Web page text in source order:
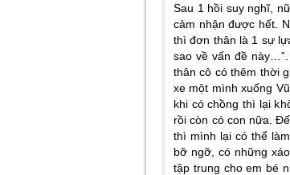
Sau 1 hồi suy nghĩ,
cảm nhận được hết.
thì đơn thân là 1 sự
sao về vấn đề này…
thân cô có thêm thời
xe một mình xuống
khi có chồng thì lại
rồi còn có con nữa.
thì mình lại có thể
bỡ ngỡ, có những
tập trung cho em bé